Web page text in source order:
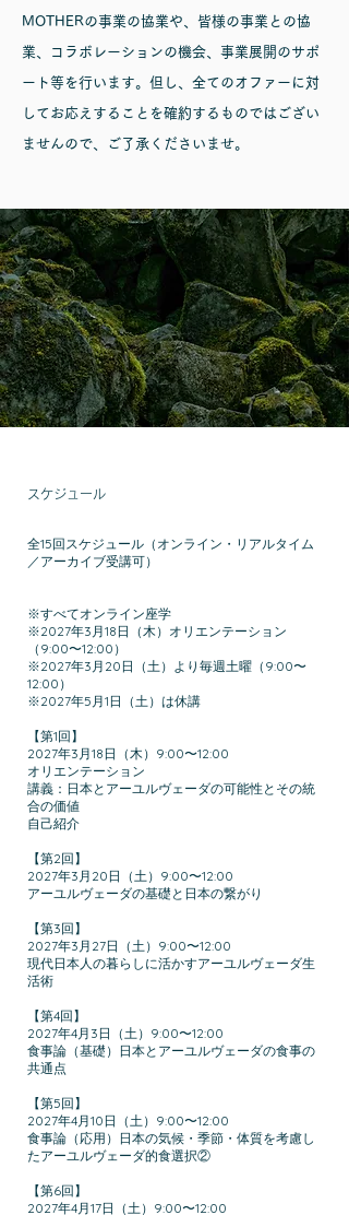
MOTHERの事業の協業や、皆様の事業との協
業、コラボレーションの機会、事業展開のサポ
ート等を行います。但し、全てのオファーに対
してお応え​することを確約するものではござい
ませんので、ご了承くださいませ。
スケジュール
全15回スケジュール（オンライン・リアルタイム
／アーカイブ受講可）
※すべてオンライン座学
※2027年3月18日（木）オリエンテーション
（9:00〜12:00）
※2027年3月20日（土）より毎週土曜（9:00〜
12:00）
※2027年5月1日（土）は休講
【第1回】
2027年3月18日（木）9:00〜12:00
オリエンテーション
講義：日本とアーユルヴェーダの可能性とその統
合の価値
自己紹介
【第2回】
2027年3月20日（土）9:00〜12:00
アーユルヴェーダの基礎と日本の繋がり
【第3回】
2027年3月27日（土）9:00〜12:00
現代日本人の暮らしに活かすアーユルヴェーダ生
活術
【第4回】
2027年4月3日（土）9:00〜12:00
食事論（基礎）日本とアーユルヴェーダの食事の
共通点
【第5回】
2027年4月10日（土）9:00〜12:00
食事論（応用）日本の気候・季節・体質を考慮し
たアーユルヴェーダ的食選択②
【第6回】
2027年4月17日（土）9:00〜12:00